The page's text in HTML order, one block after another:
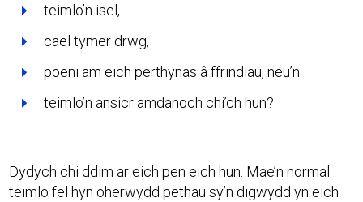
teimlo’n isel,
cael tymer drwg,
poeni am eich perthynas â ffrindiau, neu’n
teimlo’n ansicr amdanoch chi’ch hun?
Dydych chi ddim ar eich pen eich hun. Mae’n normal
teimlo fel hyn oherwydd pethau sy’n digwydd yn eich